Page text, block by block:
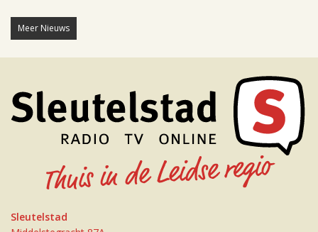
Meer Nieuws
Sleutelstad